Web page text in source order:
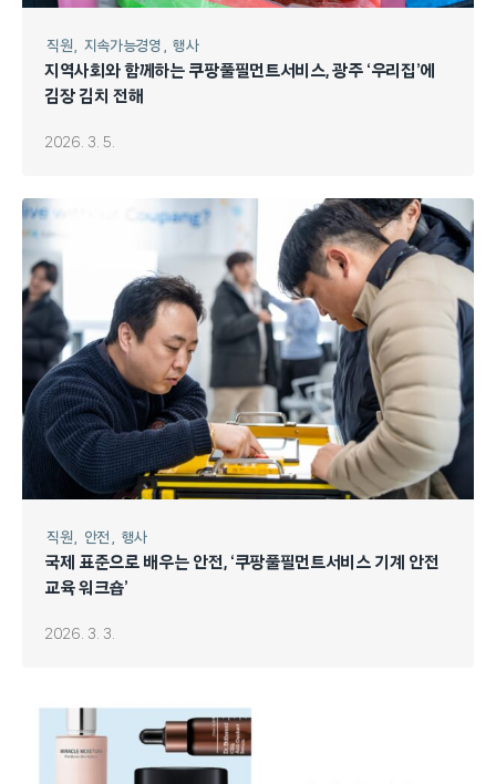
직원 지속가능경영 행사
지역사회와 함께하는 쿠팡풀필먼트서비스, 광주 ‘우리집’에
김장 김치 전해
2026. 3. 5.
직원 안전 행사
국제 표준으로 배우는 안전, ‘쿠팡풀필먼트서비스 기계 안전
교육 워크숍’
2026. 3. 3.